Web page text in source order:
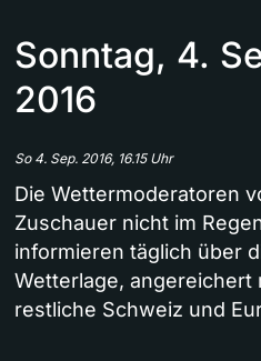
Sonntag, 4.
2016
So 4. Sep. 2016, 16.15 Uhr
Die Wettermoderatoren
Zuschauer nicht im
informieren täglich über
Wetterlage, angereichert
restliche Schweiz und